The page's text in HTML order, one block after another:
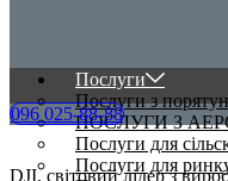
Послуги
Послуги з
ПОСЛУГИ З
Послуги для
Послуги для
096 025-88-88
DJI, світовий лідер з